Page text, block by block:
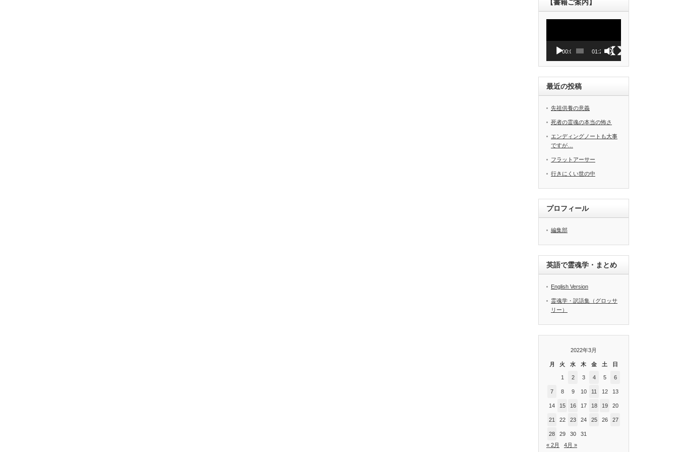
【書籍ご案内】
ヤ
ー
00:00 01:27
最近の投稿
先祖供養の意義
死者の霊魂の本当の怖さ
エンディングノートも大事
ですが…
フラットアーサー
行きにくい世の中
プロフィール
編集部
英語で霊魂学・まとめ
English Version
霊魂学・訳語集（グロッサ
リー）
2022年3月
月 火 水 木 金 土 日
1 2 3 4 5 6
7 8 9 10 11 12 13
14 15 16 17 18 19 20
21 22 23 24 25 26 27
28 29 30
31
« 2月
4月 »